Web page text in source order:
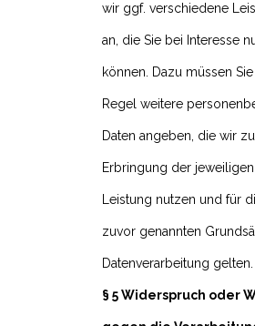
wir ggf. verschiedene
an, die Sie bei Interesse
können. Dazu müssen
Regel weitere
Daten angeben, die wir
Erbringung der jeweiligen
Leistung nutzen und für
zuvor genannten
Datenverarbeitung gelten.
§ 5 Widerspruch oder